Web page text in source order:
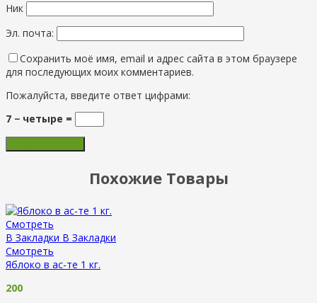
Ник
Эл. почта:
Сохранить моё имя, email и адрес сайта в этом браузере
для последующих моих комментариев.
Пожалуйста, введите ответ цифрами:
7 − четыре =
Похожие Товары
Смотреть
В Закладки В Закладки
Смотреть
Яблоко в ас-те 1 кг.
200